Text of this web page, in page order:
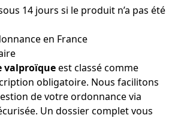
14 jours si le produit n’a pas été
en France
valproïqueest classé comme
obligatoire. Nous facilitons
de votre ordonnance via
Un dossier complet vous